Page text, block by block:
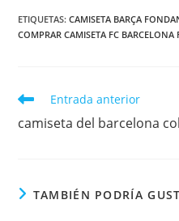
ETIQUETAS:CAMISETA BARÇA
COMPRAR CAMISETA FC BARCELONA
Leer
artículos
Entrada anterior
camiseta del barcelona
TAMBIÉN PODRÍA